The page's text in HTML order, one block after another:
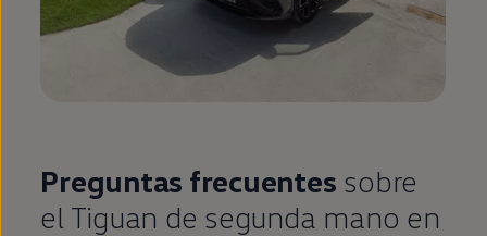
Preguntas frecuentes sobre
el Tiguan de segunda mano en